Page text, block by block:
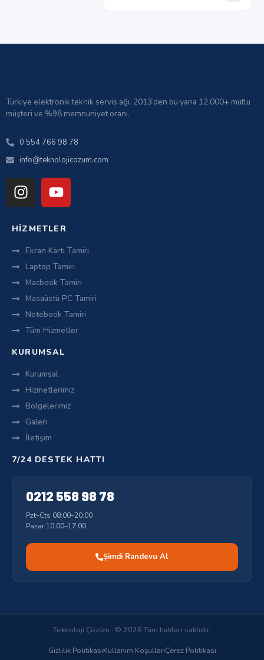
Türkiye elektronik teknik servis ağı. 2013’den bu yana 12.000+ mutlu
müşteri ve %98 memnuniyet oranı.
0 554 766 98 78
info@teknolojicozum.com
HIZMETLER
Ekran Kartı Tamiri
Laptop Tamiri
Macbook Tamiri
Masaüstü PC Tamiri
Notebook Tamiri
Tüm Hizmetler
KURUMSAL
Kurumsal
Hizmetlerimiz
Bölgelerimiz
Galeri
İletişim
7/24 DESTEK HATTI
0212 558 98 78
Pzt–Cts 08:00–20:00
Pazar 10:00–17:00
Şimdi Randevu Al
Teknoloji Çözüm · © 2026 Tüm hakları saklıdır.
Gizlilik PolitikasıKullanım KoşullarıÇerez Politikası